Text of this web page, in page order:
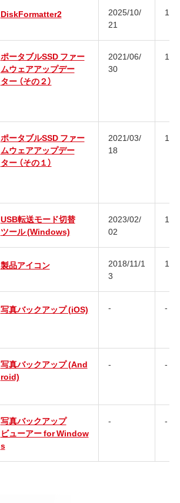
DiskFormatter2
2025/10/
21
ポータブルSSD ファー
ムウェアアップデー
ター （その２）
2021/06/
30
ポータブルSSD ファー
ムウェアアップデー
ター （その１）
2021/03/
18
USB転送モード切替
ツール (Windows)
2023/02/
02
製品アイコン
2018/11/1
3
写真バックアップ (iOS) - -
写真バックアップ (And
roid)
- -
写真バックアップ
ビューアー for Window
s
- -